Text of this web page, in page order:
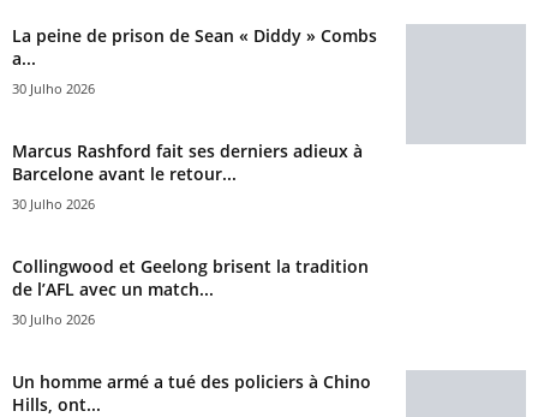
La peine de prison de Sean « Diddy » Combs
a...
30 Julho 2026
Marcus Rashford fait ses derniers adieux à
Barcelone avant le retour...
30 Julho 2026
Collingwood et Geelong brisent la tradition
de l’AFL avec un match...
30 Julho 2026
Un homme armé a tué des policiers à Chino
Hills, ont...